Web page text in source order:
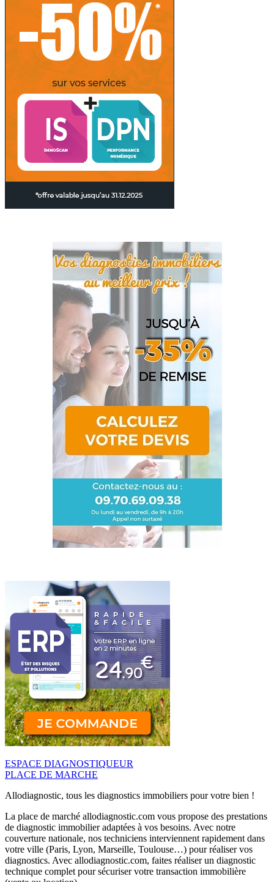
ESPACE DIAGNOSTIQUEUR
PLACE DE MARCHE
Allodiagnostic, tous les diagnostics immobiliers pour votre bien !
La place de marché allodiagnostic.com vous propose des prestations
de diagnostic immobilier adaptées à vos besoins. Avec notre
couverture nationale, nos techniciens interviennent rapidement dans
votre ville (Paris, Lyon, Marseille, Toulouse…) pour réaliser vos
diagnostics. Avec allodiagnostic.com, faites réaliser un diagnostic
technique complet pour sécuriser votre transaction immobilière